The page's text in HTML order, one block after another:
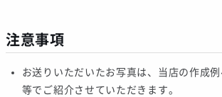
注意事項
お送りいただいたお写真は、当店の作成
等でご紹介させていただきます。